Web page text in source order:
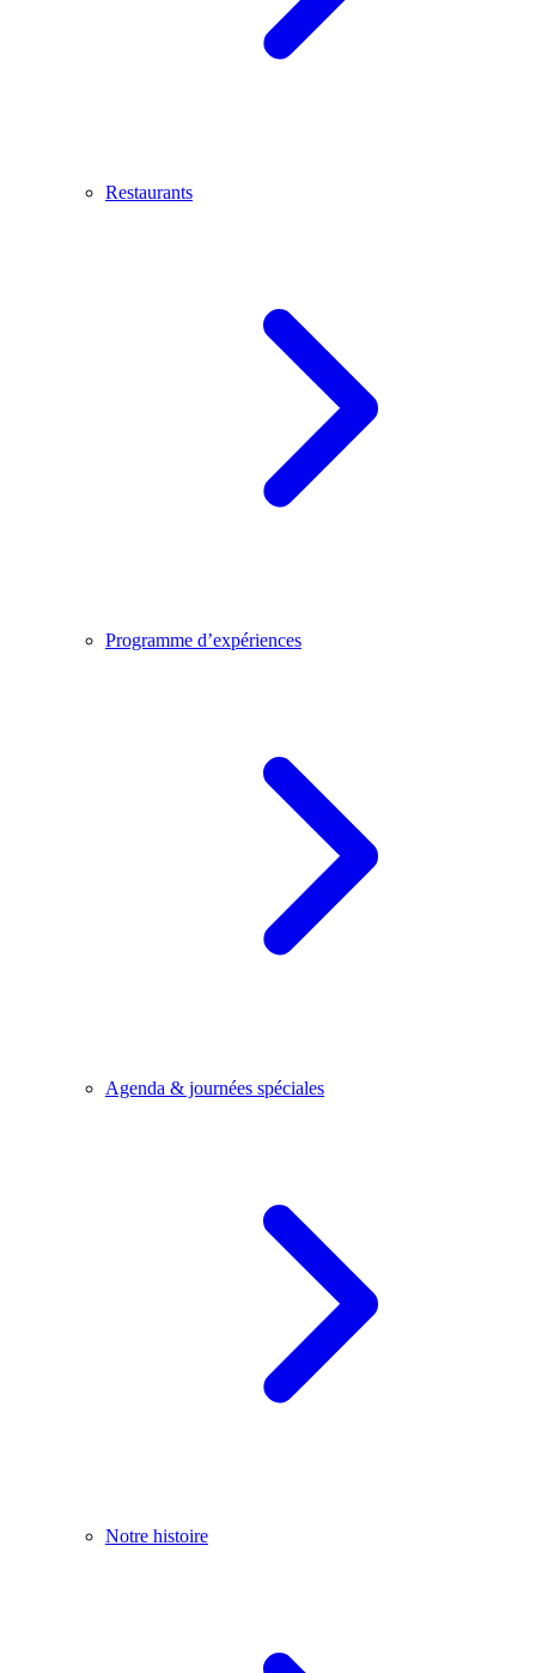
Restaurants
Programme d’expériences
Agenda & journées spéciales
Notre histoire